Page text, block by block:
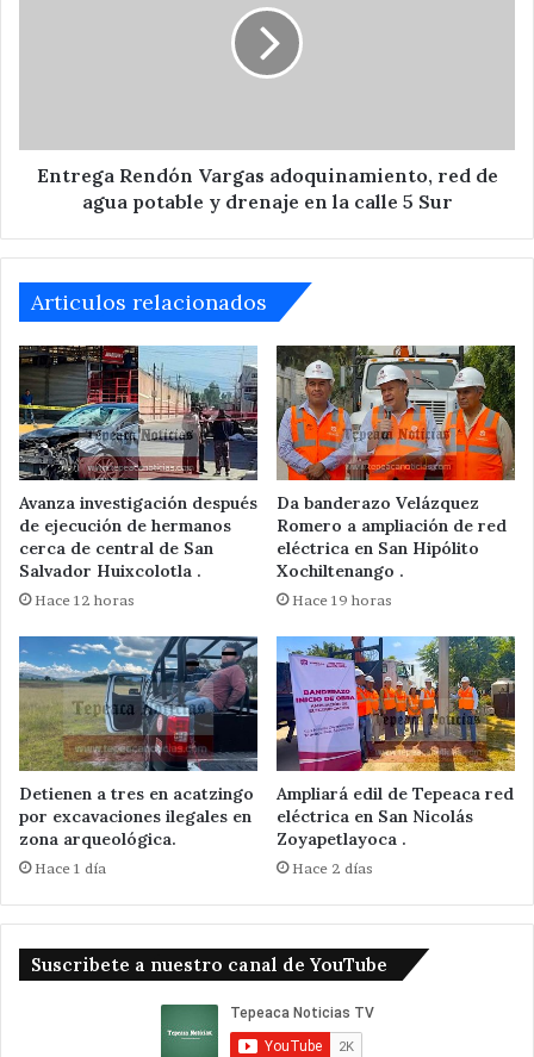
y
drenaje
Sur
Entrega Rendón Vargas adoquinamiento, red de
agua potable y drenaje en la calle 5 Sur
Articulos relacionados
Avanza investigación después
de ejecución de hermanos
cerca de central de San
Salvador Huixcolotla .
Hace 12 horas
Da banderazo Velázquez
Romero a ampliación de red
eléctrica en San Hipólito
Xochiltenango .
Hace 19 horas
Detienen a tres en acatzingo
por excavaciones ilegales en
zona arqueológica.
Hace 1 día
Ampliará edil de Tepeaca red
eléctrica en San Nicolás
Zoyapetlayoca .
Hace 2 días
Suscribete a nuestro canal de YouTube